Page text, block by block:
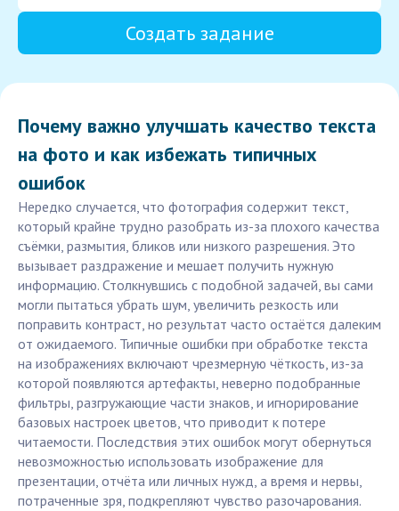
Создать задание
Почему важно улучшать качество текста
на фото и как избежать типичных
ошибок
Нередко случается, что фотография содержит текст,
который крайне трудно разобрать из-за плохого качества
съёмки, размытия, бликов или низкого разрешения. Это
вызывает раздражение и мешает получить нужную
информацию. Столкнувшись с подобной задачей, вы сами
могли пытаться убрать шум, увеличить резкость или
поправить контраст, но результат часто остаётся далеким
от ожидаемого. Типичные ошибки при обработке текста
на изображениях включают чрезмерную чёткость, из-за
которой появляются артефакты, неверно подобранные
фильтры, разгружающие части знаков, и игнорирование
базовых настроек цветов, что приводит к потере
читаемости. Последствия этих ошибок могут обернуться
невозможностью использовать изображение для
презентации, отчёта или личных нужд, а время и нервы,
потраченные зря, подкрепляют чувство разочарования.